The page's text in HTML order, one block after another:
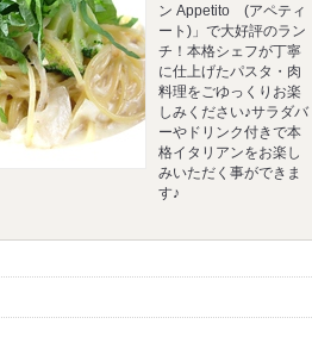
ン Appetito (アペティ
ート)」で大好評のラン
チ！本格シェフが丁寧
に仕上げたパスタ・肉
料理をごゆっくりお楽
しみください♪サラダバ
ーやドリンク付きで本
格イタリアンをお楽し
みいただく事ができま
す♪